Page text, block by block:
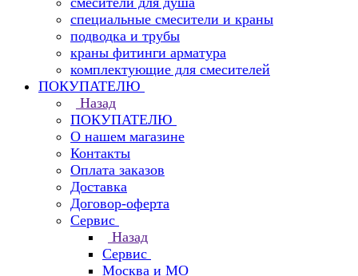
специальные смесители и краны
подводка и трубы
краны фитинги арматура
комплектующие для смесителей
ПОКУПАТЕЛЮ
Назад
ПОКУПАТЕЛЮ
О нашем магазине
Контакты
Оплата заказов
Доставка
Договор-оферта
Сервис
Назад
Сервис
Москва и МО